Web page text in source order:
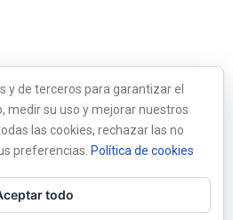
y de terceros para garantizar el
medir su uso y mejorar nuestros
las cookies, rechazar las no
preferencias. Política de cookies
todo